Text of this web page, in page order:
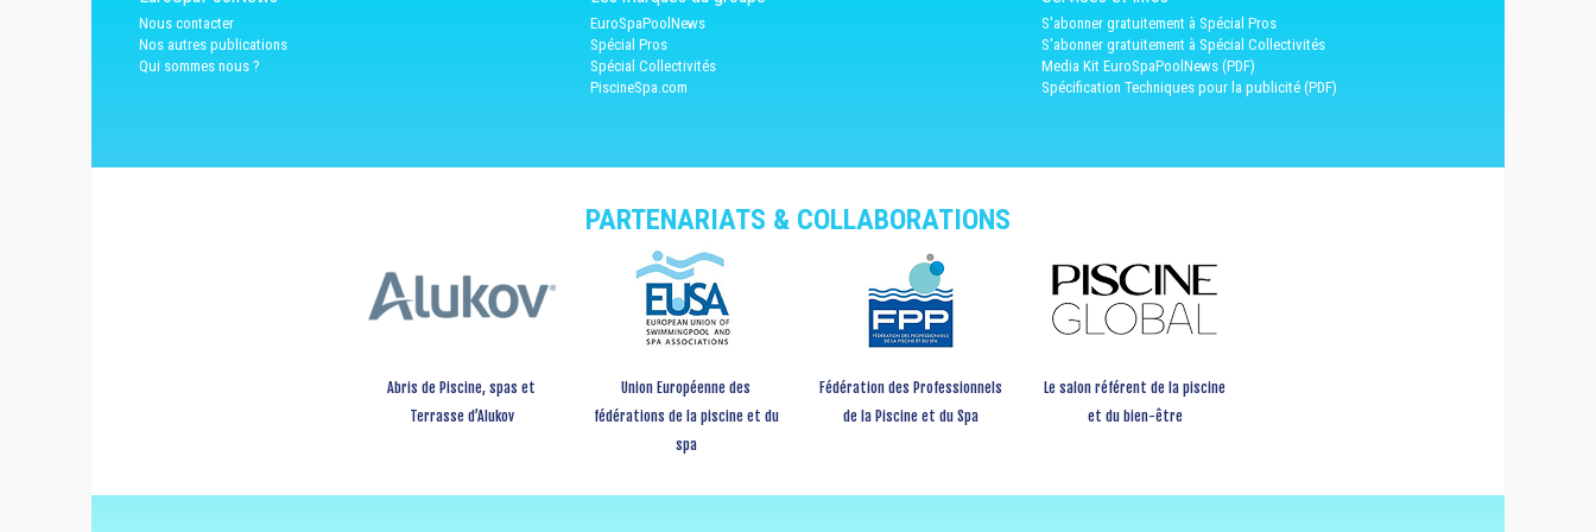
Nous contacter
Nos autres publications
Qui sommes nous ?
EuroSpaPoolNews
Spécial Pros
Spécial Collectivités
PiscineSpa.com
S'abonner gratuitement à Spécial Pros
S'abonner gratuitement à Spécial Collectivités
Media Kit EuroSpaPoolNews (PDF)
Spécification Techniques pour la publicité (PDF)
PARTENARIATS & COLLABORATIONS
Abris de Piscine, spas et
Terrasse d’Alukov
Union Européenne des
fédérations de la piscine et du
spa
Fédération des Professionnels
de la Piscine et du Spa
Le salon référent de la piscine
et du bien-être